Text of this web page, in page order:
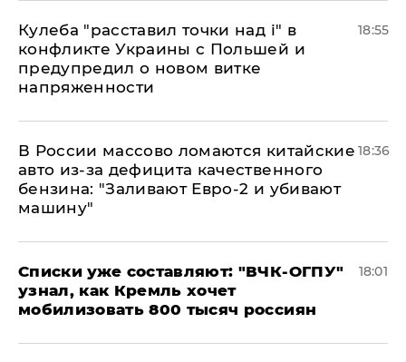
Кулеба "расставил точки над і" в
конфликте Украины с Польшей и
предупредил о новом витке
напряженности
18:55
В России массово ломаются китайские
авто из-за дефицита качественного
бензина: "Заливают Евро-2 и убивают
машину"
18:36
Списки уже составляют: "ВЧК-ОГПУ"
узнал, как Кремль хочет
мобилизовать 800 тысяч россиян
18:01